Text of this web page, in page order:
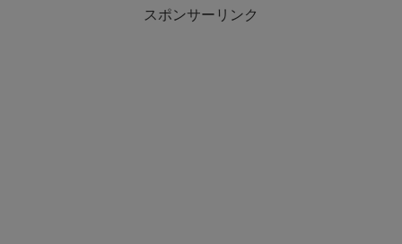
スポンサーリンク